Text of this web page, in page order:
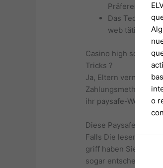
Präferenzen
Das Technik
web tätigen im
Casino high society
Tricks ?
Ja, Eltern vermögen
Zahlungsmethode
ihr paysafe-Website
Diese Paysafecard
Falls Die leser
griff haben Sie ganz
sogar entscheidung
o